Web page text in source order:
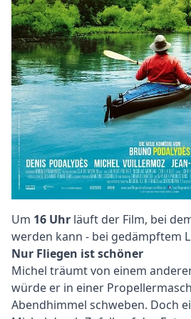
Text
Um 16 Uhr läuft der Film, bei
werden kann - bei gedämpftem
Nur Fliegen ist schöner
Michel träumt von einem
würde er in einer
Abendhimmel schweben. Doch